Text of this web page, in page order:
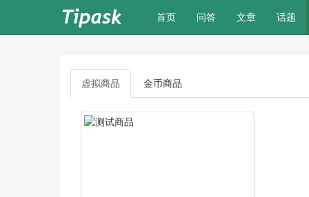
首页(current)
问答 文章 话题
虚拟商品 金币商品